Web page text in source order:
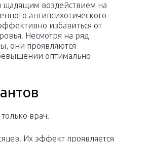
щадящим воздействием на
антипсихотического
избавиться от
Несмотря на ряд
они проявляются
оптимально
врач.
Их эффект проявляется